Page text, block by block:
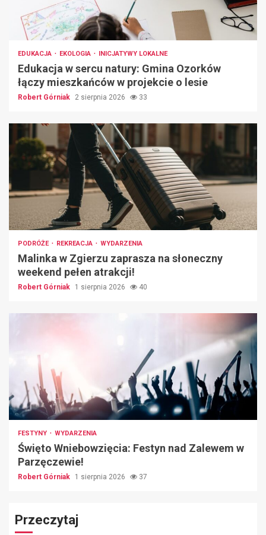
EDUKACJA EKOLOGIA INICJATYWY LOKALNE
Edukacja w sercu natury: Gmina Ozorków
łączy mieszkańców w projekcie o lesie
Robert Górniak 2 sierpnia 2026 33
PODRÓŻE REKREACJA WYDARZENIA
Malinka w Zgierzu zaprasza na słoneczny
weekend pełen atrakcji!
Robert Górniak 1 sierpnia 2026 40
FESTYNY WYDARZENIA
Święto Wniebowzięcia: Festyn nad Zalewem w
Parzęczewie!
Robert Górniak 1 sierpnia 2026 37
Przeczytaj